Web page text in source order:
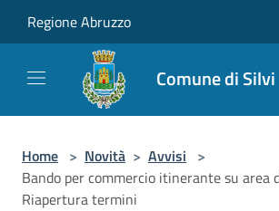
Regione Abruzzo
Comune di Silvi
Home > Novità > Avvisi >
Bando per commercio itinerante su area
Riapertura termini